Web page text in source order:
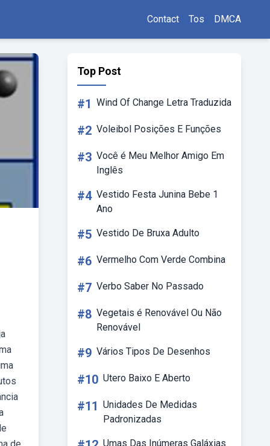
Contact Tos DMCA
Top Post
#1 Wind Of Change Letra Traduzida
#2 Voleibol Posições E Funções
#3 Você é Meu Melhor Amigo Em
Inglês
#4 Vestido Festa Junina Bebe 1
Ano
#5 Vestido De Bruxa Adulto
#6 Vermelho Com Verde Combina
#7 Verbo Saber No Passado
#8 Vegetais é Renovável Ou Não
Renovável
#9 Vários Tipos De Desenhos
#10 Utero Baixo E Aberto
#11 Unidades De Medidas
Padronizadas
Umas Das Inúmeras Galáxias